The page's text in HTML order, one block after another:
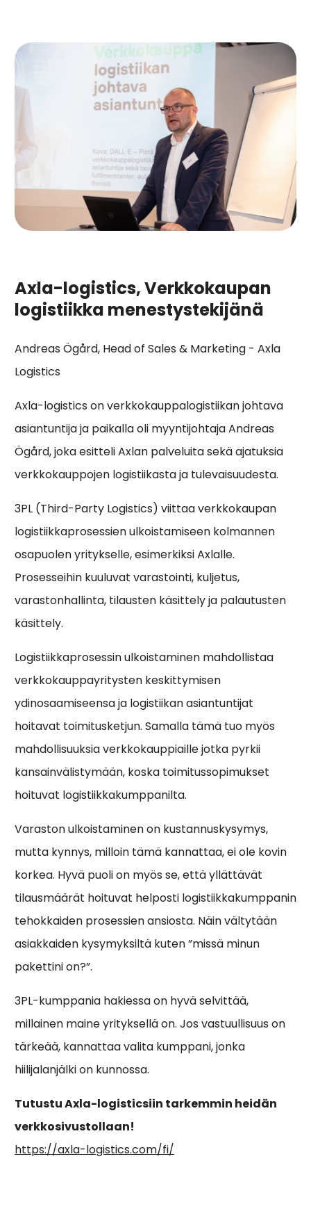
Axla-logistics, Verkkokaupan
logistiikka menestystekijänä
Andreas Ögård, Head of Sales & Marketing - Axla
Logistics
Axla-logistics on verkkokauppalogistiikan johtava
asiantuntija ja paikalla oli myyntijohtaja Andreas
Ögård, joka esitteli Axlan palveluita sekä ajatuksia
verkkokauppojen logistiikasta ja tulevaisuudesta.
3PL (Third-Party Logistics) viittaa verkkokaupan
logistiikkaprosessien ulkoistamiseen kolmannen
osapuolen yritykselle, esimerkiksi Axlalle.
Prosesseihin kuuluvat varastointi, kuljetus,
varastonhallinta, tilausten käsittely ja palautusten
käsittely.
Logistiikkaprosessin ulkoistaminen mahdollistaa
verkkokauppayritysten keskittymisen
ydinosaamiseensa ja logistiikan asiantuntijat
hoitavat toimitusketjun. Samalla tämä tuo myös
mahdollisuuksia verkkokauppiaille jotka pyrkii
kansainvälistymään, koska toimitussopimukset
hoituvat logistiikkakumppanilta.
Varaston ulkoistaminen on kustannuskysymys,
mutta kynnys, milloin tämä kannattaa, ei ole kovin
korkea. Hyvä puoli on myös se, että yllättävät
tilausmäärät hoituvat helposti logistiikkakumppanin
tehokkaiden prosessien ansiosta. Näin vältytään
asiakkaiden kysymyksiltä kuten ”missä minun
pakettini on?”.
3PL-kumppania hakiessa on hyvä selvittää,
millainen maine yrityksellä on. Jos vastuullisuus on
tärkeää, kannattaa valita kumppani, jonka
hiilijalanjälki on kunnossa.
Tutustu Axla-logisticsiin tarkemmin heidän
verkkosivustollaan!
https://axla-logistics.com/fi/